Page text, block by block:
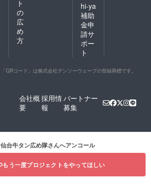
ト
の
広
め
方
hi-ya
補助
金申
請サ
ポー
ト
「QRコード」は株式会社デンソーウェーブの登録商標です。
会社概
要
採用情
報
パートナー
募集
仙台牛タン広め隊さんへアンコール
もう一度プロジェクトをやってほしい